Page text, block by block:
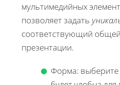
мультимедийных
позволяет задать
соответствующий
презентации.
Форма: выберите